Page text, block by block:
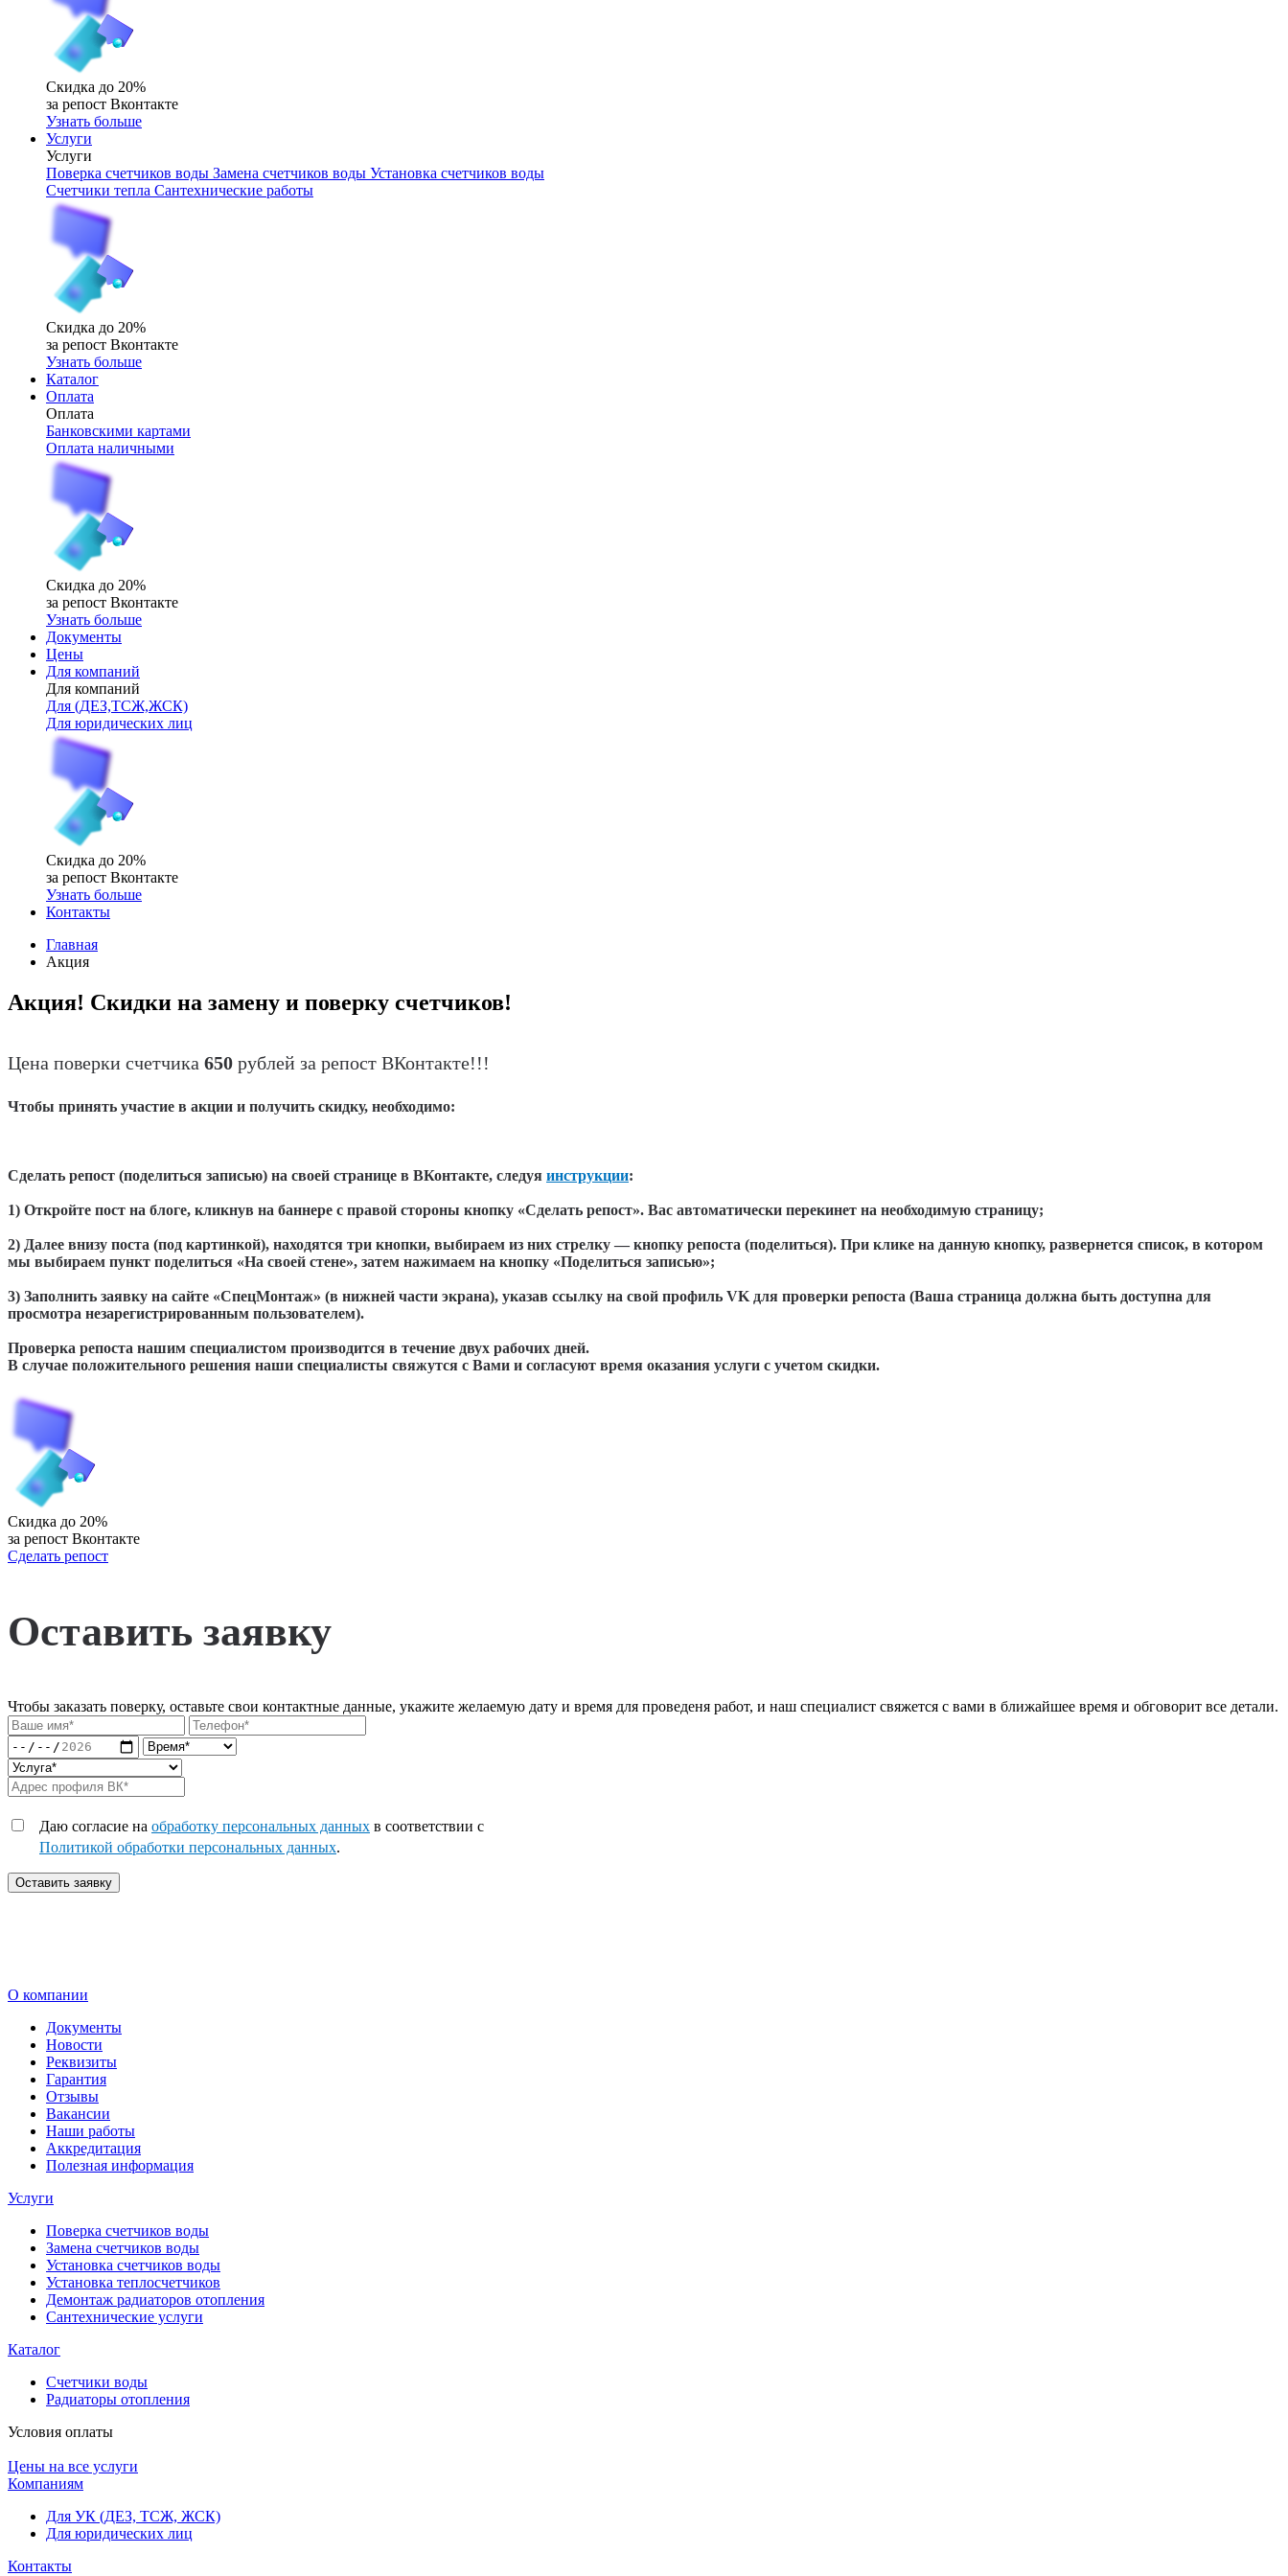
Скидка до 20%
за репост Вконтакте
Узнать больше
Услуги
Услуги
Поверка счетчиков воды Замена счетчиков воды Установка счетчиков воды
Счетчики тепла Сантехнические работы
Скидка до 20%
за репост Вконтакте
Узнать больше
Каталог
Оплата
Оплата
Банковскими картами
Оплата наличными
Скидка до 20%
за репост Вконтакте
Узнать больше
Документы
Цены
Для компаний
Для компаний
Для (ДЕЗ,ТСЖ,ЖСК)
Для юридических лиц
Скидка до 20%
за репост Вконтакте
Узнать больше
Контакты
Главная
Акция
Акция! Скидки на замену и поверку счетчиков!
Цена поверки счетчика 650 рублей за репост ВКонтакте!!!
Чтобы принять участие в акции и получить скидку, необходимо:
Сделать репост (поделиться записью) на своей странице в ВКонтакте, следуя инструкции:
1) Откройте пост на блоге, кликнув на баннере с правой стороны кнопку «Сделать репост». Вас автоматически перекинет на необходимую страницу;
2) Далее внизу поста (под картинкой), находятся три кнопки, выбираем из них стрелку — кнопку репоста (поделиться). При клике на данную кнопку, развернется список, в котором
мы выбираем пункт поделиться «На своей стене», затем нажимаем на кнопку «Поделиться записью»;
3) Заполнить заявку на сайте «СпецМонтаж» (в нижней части экрана), указав ссылку на свой профиль VK для проверки репоста (Ваша страница должна быть доступна для
просмотра незарегистрированным пользователем).
Проверка репоста нашим специалистом производится в течение двух рабочих дней.
В случае положительного решения наши специалисты свяжутся с Вами и согласуют время оказания услуги с учетом скидки.
Скидка до 20%
за репост Вконтакте
Сделать репост
Оставить заявку
Чтобы заказать поверку, оставьте свои контактные данные, укажите желаемую дату и время для проведеня работ, и наш специалист свяжется с вами в ближайшее время и обговорит все детали.
Даю согласие на обработку персональных данных в соответствии с
Политикой обработки персональных данных.
Оставить заявку
О компании
Документы
Новости
Реквизиты
Гарантия
Отзывы
Вакансии
Наши работы
Аккредитация
Полезная информация
Услуги
Поверка счетчиков воды
Замена счетчиков воды
Установка счетчиков воды
Установка теплосчетчиков
Демонтаж радиаторов отопления
Сантехнические услуги
Каталог
Счетчики воды
Радиаторы отопления
Условия оплаты
Цены на все услуги
Компаниям
Для УК (ДЕЗ, ТСЖ, ЖСК)
Для юридических лиц
Контакты